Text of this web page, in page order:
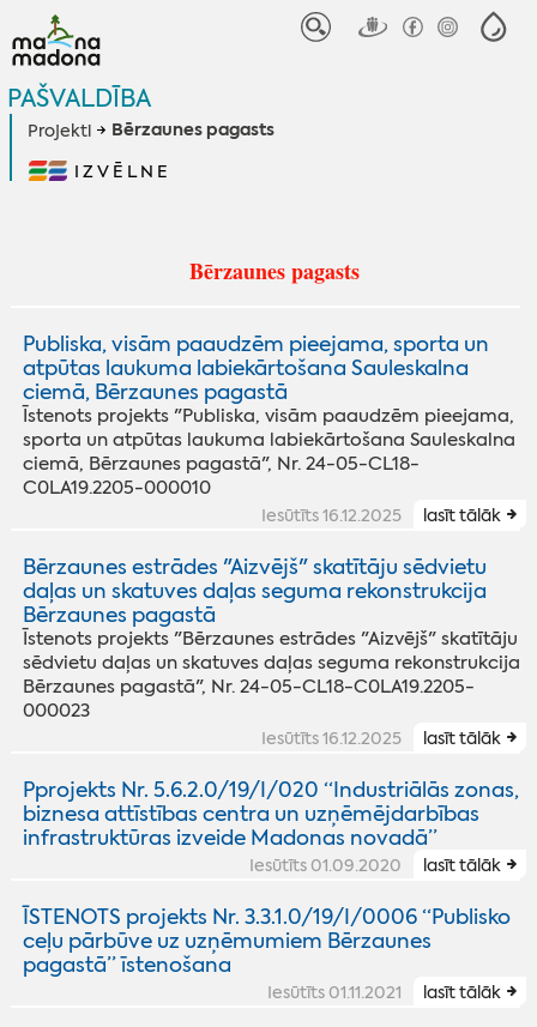
PAŠVALDĪBA
Projekti Bērzaunes pagasts
IZVĒLNE
Bērzaunes pagasts
Publiska, visām paaudzēm pieejama, sporta un
atpūtas laukuma labiekārtošana Sauleskalna
ciemā, Bērzaunes pagastā
Īstenots projekts "Publiska, visām paaudzēm pieejama,
sporta un atpūtas laukuma labiekārtošana Sauleskalna
ciemā, Bērzaunes pagastā", Nr. 24-05-CL18-
C0LA19.2205-000010
Iesūtīts 16.12.2025 lasīt tālāk
Bērzaunes estrādes "Aizvējš" skatītāju sēdvietu
daļas un skatuves daļas seguma rekonstrukcija
Bērzaunes pagastā
Īstenots projekts "Bērzaunes estrādes "Aizvējš" skatītāju
sēdvietu daļas un skatuves daļas seguma rekonstrukcija
Bērzaunes pagastā", Nr. 24-05-CL18-C0LA19.2205-
000023
Iesūtīts 16.12.2025 lasīt tālāk
Pprojekts Nr. 5.6.2.0/19/I/020 “Industriālās zonas,
biznesa attīstības centra un uzņēmējdarbības
infrastruktūras izveide Madonas novadā”
Iesūtīts 01.09.2020 lasīt tālāk
ĪSTENOTS projekts Nr. 3.3.1.0/19/I/0006 “Publisko
ceļu pārbūve uz uzņēmumiem Bērzaunes
pagastā” īstenošana
Iesūtīts 01.11.2021 lasīt tālāk